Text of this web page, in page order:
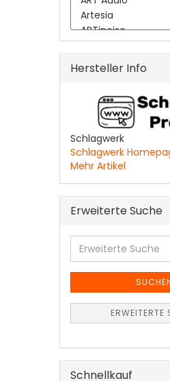
Hersteller Info
Schlagwerk
Schlagwerk
Mehr Artikel
Erweiterte Suche
Erweiterte
Suche
ERWEITERTE
Schnellkauf